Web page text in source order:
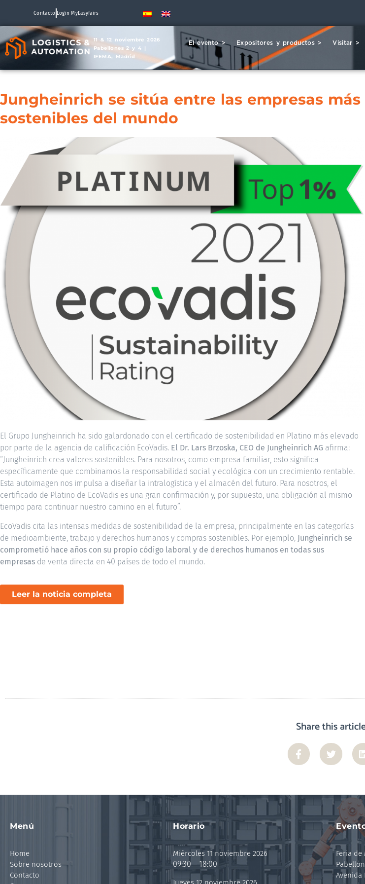
Contacto Login MyEasyfairs
11 & 12 noviembre 2026
Pabellones 2 y 4 |
IFEMA, Madrid
El evento > Expositores y productos > Visitar >
Jungheinrich se sitúa entre las empresas más
sostenibles del mundo
El Grupo Jungheinrich ha sido galardonado con el certificado de sostenibilidad en Platino más elevado
por parte de la agencia de calificación EcoVadis. El Dr. Lars Brzoska, CEO de Jungheinrich AG afirma:
“Jungheinrich crea valores sostenibles. Para nosotros, como empresa familiar, esto significa
específicamente que combinamos la responsabilidad social y ecológica con un crecimiento rentable.
Esta autoimagen nos impulsa a diseñar la intralogística y el almacén del futuro. Para nosotros, el
certificado de Platino de EcoVadis es una gran confirmación y, por supuesto, una obligación al mismo
tiempo para continuar nuestro camino en el futuro”.
EcoVadis cita las intensas medidas de sostenibilidad de la empresa, principalmente en las categorías
de medioambiente, trabajo y derechos humanos y compras sostenibles. Por ejemplo, Jungheinrich se
comprometió hace años con su propio código laboral y de derechos humanos en todas sus
empresas de venta directa en 40 países de todo el mundo.
Leer la noticia completa
Share this
Menú
Home
Sobre nosotros
Contacto
Horario
Miércoles 11 noviembre 2026
09:30 – 18:00
Feria de
Avenida